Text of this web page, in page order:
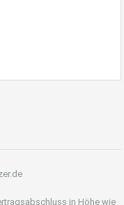
in Höhe wie